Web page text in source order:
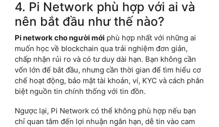
4. Pi Network phù hợp với ai và
nên bắt đầu như thế nào?
Pi network cho người mới phù hợp nhất với những ai
muốn học về blockchain qua trải nghiệm đơn giản,
chấp nhận rủi ro và có tư duy dài hạn. Bạn không cần
vốn lớn để bắt đầu, nhưng cần thời gian để tìm hiểu cơ
chế hoạt động, bảo mật tài khoản, ví, KYC và cách phân
biệt nguồn tin chính thống với tin đồn.
Ngược lại, Pi Network có thể không phù hợp nếu bạn
chỉ quan tâm đến lợi nhuận ngắn hạn, dễ tin vào cam